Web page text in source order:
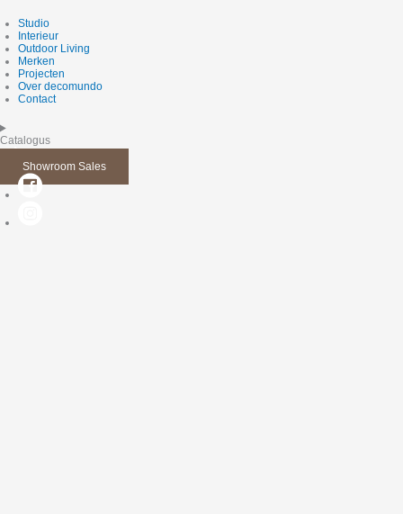
Studio
Interieur
Outdoor Living
Merken
Projecten
Over decomundo
Contact
Catalogus
Showroom Sales